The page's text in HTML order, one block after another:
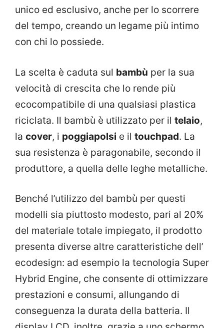
unico ed esclusivo, anche per lo scorrere
del tempo, creando un legame più intimo
con chi lo possiede.
La scelta è caduta sul bambù per la sua
velocità di crescita che lo rende più
ecocompatibile di una qualsiasi plastica
riciclata. Il bambù è utilizzato per il telaio,
la cover, i poggiapolsi e il touchpad. La
sua resistenza è paragonabile, secondo il
produttore, a quella delle leghe metalliche.
Benché l’utilizzo del bambù per questi
modelli sia piuttosto modesto, pari al 20%
del materiale totale impiegato, il prodotto
presenta diverse altre caratteristiche dell’
ecodesign: ad esempio la tecnologia Super
Hybrid Engine, che consente di ottimizzare
prestazioni e consumi, allungando di
conseguenza la durata della batteria. Il